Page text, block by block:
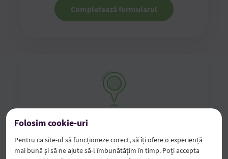
Completează formularul
Vino la sucursală
Vino în oricare dintre sucursalele noastre cu
Folosim cookie-uri
Pentru ca site-ul să funcționeze corect, să îți ofere o experiență
mai bună și să ne ajute să-l îmbunătățim în timp. Poți accepta